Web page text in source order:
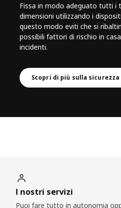
Fissa in modo adeguato tutti i
dimensioni utilizzando i
questo modo eviti che si
possibili fattori di rischio in
incidenti.
Scopri di più sulla
I nostri servizi
Puoi fare tutto in autonomia